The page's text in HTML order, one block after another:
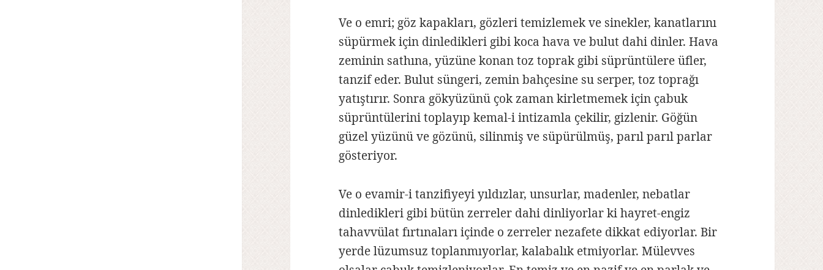
Ve o emri; göz kapakları, gözleri temizlemek ve sinekler, kanatlarını
süpürmek için dinledikleri gibi koca hava ve bulut dahi dinler. Hava
zeminin sathına, yüzüne konan toz toprak gibi süprüntülere üfler,
tanzif eder. Bulut süngeri, zemin bahçesine su serper, toz toprağı
yatıştırır. Sonra gökyüzünü çok zaman kirletmemek için çabuk
süprüntülerini toplayıp kemal-i intizamla çekilir, gizlenir. Göğün
güzel yüzünü ve gözünü, silinmiş ve süpürülmüş, parıl parıl parlar
gösteriyor.
Ve o evamir-i tanzifiyeyi yıldızlar, unsurlar, madenler, nebatlar
dinledikleri gibi bütün zerreler dahi dinliyorlar ki hayret-engiz
tahavvülat fırtınaları içinde o zerreler nezafete dikkat ediyorlar. Bir
yerde lüzumsuz toplanmıyorlar, kalabalık etmiyorlar. Mülevves